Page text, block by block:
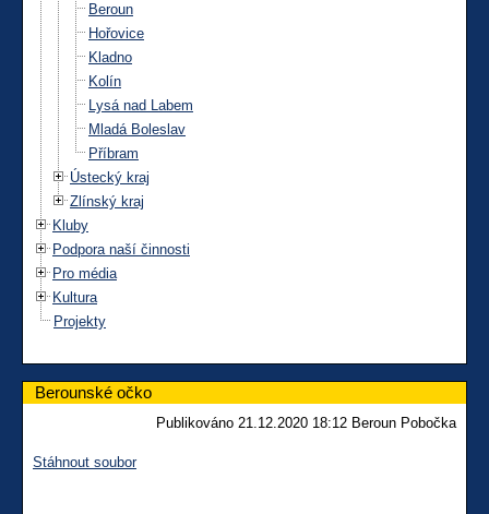
Beroun
Hořovice
Kladno
Kolín
Lysá nad Labem
Mladá Boleslav
Příbram
Ústecký kraj
Zlínský kraj
Kluby
Podpora naší činnosti
Pro média
Kultura
Projekty
Berounské očko
Publikováno 21.12.2020 18:12 Beroun Pobočka
Stáhnout soubor